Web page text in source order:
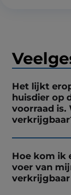
Het lijkt
huisdier op
voorraad is.
Hoe kom ik
voer van
verkrijgbaar